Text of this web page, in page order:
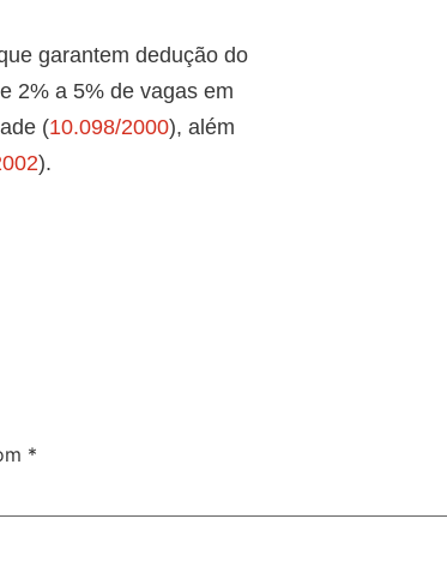
garantem dedução do
2% a 5% de vagas em
(10.098/2000), além
).
*